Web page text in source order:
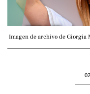
Imagen de archivo de Giorgia